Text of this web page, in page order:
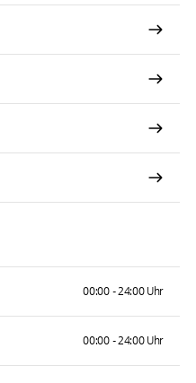
00:00 - 24:00 Uhr
00:00 - 24:00 Uhr